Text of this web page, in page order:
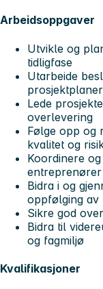
Arbeidsoppgaver
Utvikle og
tidligfase
Utarbeide
prosjektplaner
Lede
overlevering
Følge opp og
kvalitet og
Koordinere
Bidra i og
oppfølging av
Sikre god
Bidra til
og fagmiljø
Kvalifikasjoner